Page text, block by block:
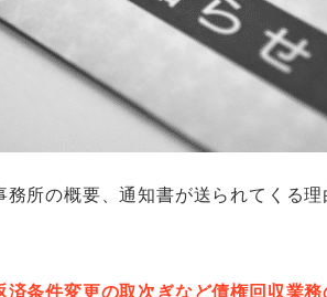
所の概要、通知書が送られてくる
済条件変更の取次ぎなど債権回収業